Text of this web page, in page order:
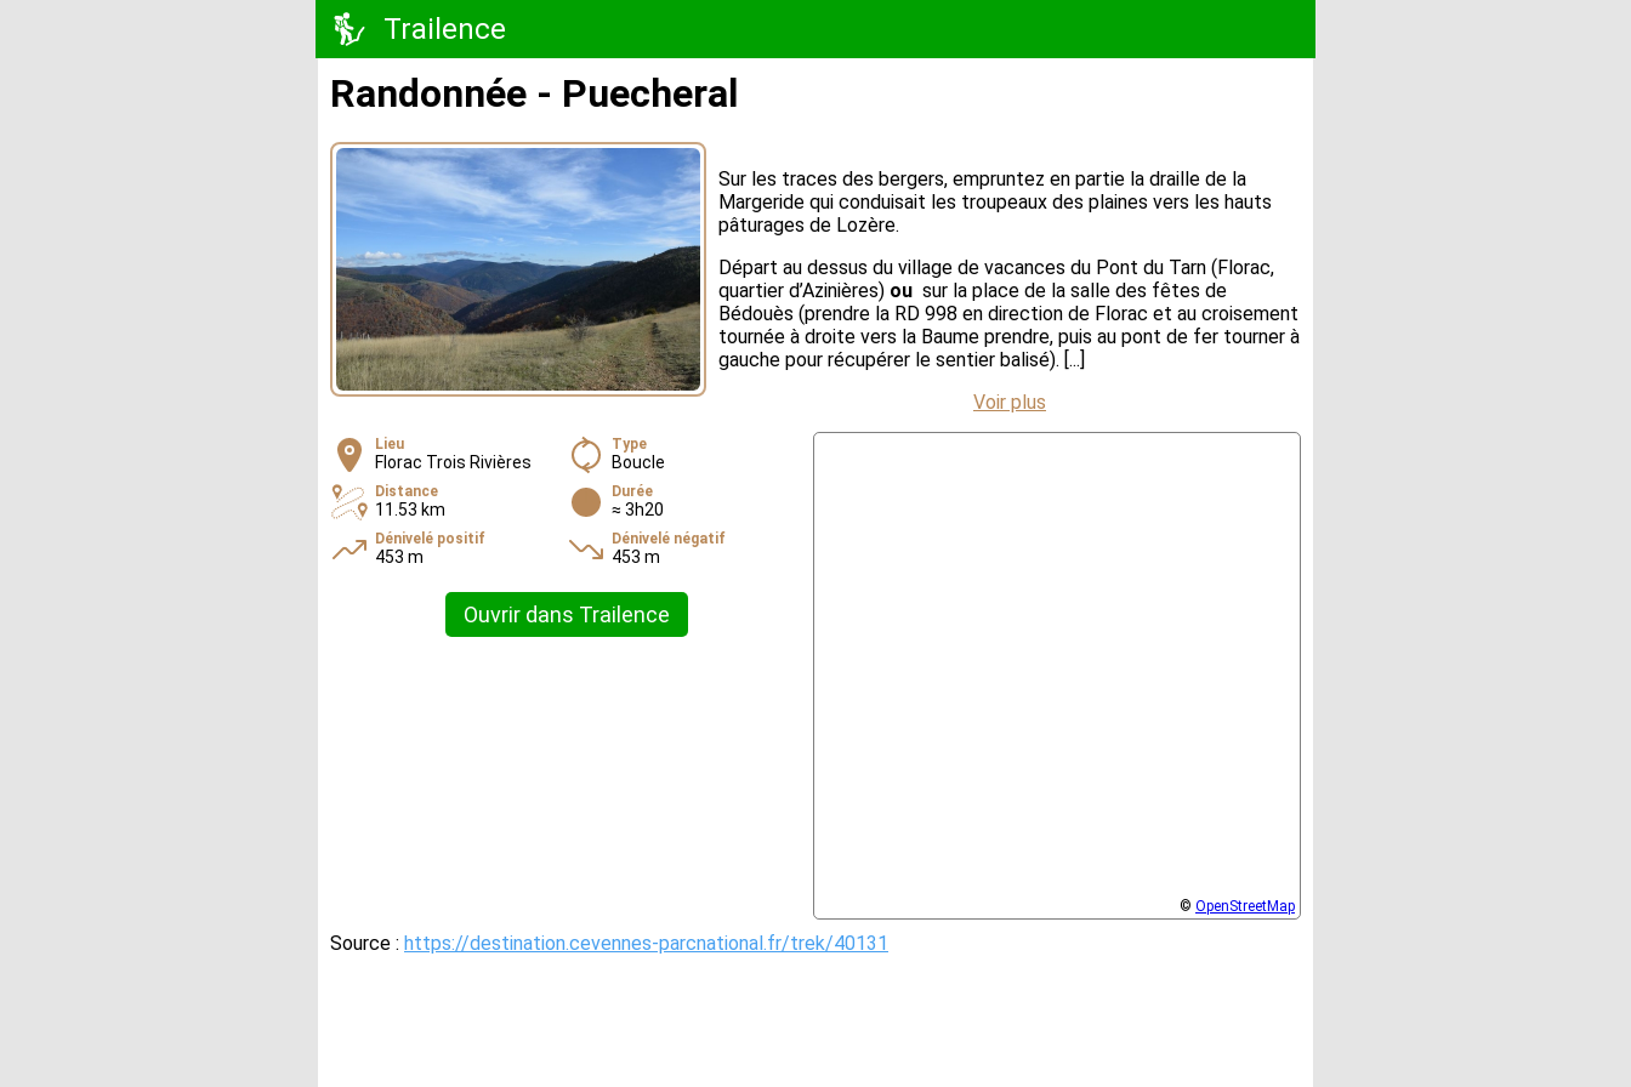
Trailence
Randonnée - Puecheral
Sur les traces des bergers, empruntez en partie la draille de la
Margeride qui conduisait les troupeaux des plaines vers les hauts
pâturages de Lozère.
Départ au dessus du village de vacances du Pont du Tarn (Florac,
quartier d’Azinières) ou sur la place de la salle des fêtes de
Bédouès (prendre la RD 998 en direction de Florac et au croisement
tournée à droite vers la Baume prendre, puis au pont de fer tourner à
gauche pour récupérer le sentier balisé). [...]
Voir plus
Lieu
Florac Trois Rivières
Type
Boucle
Distance
11.53 km
Durée
≈ 3h20
Dénivelé positif
453 m
Dénivelé négatif
453 m
Ouvrir dans Trailence
© OpenStreetMap
Source : https://destination.cevennes-parcnational.fr/trek/40131